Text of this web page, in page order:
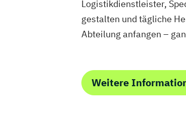
Logistikdienstleister,
gestalten und tägliche
Abteilung anfangen –
Weitere